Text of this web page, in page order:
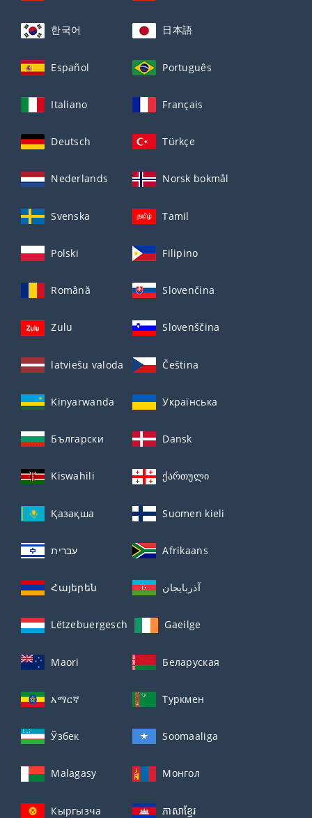
한국어 日本語
Español Português
Italiano Français
Deutsch Türkçe
Nederlands Norsk bokmål
Svenska Tamil
Polski Filipino
Română Slovenčina
Zulu Slovenščina
latviešu valoda Čeština
Kinyarwanda Українська
Български Dansk
Kiswahili ქართული
Қазақша Suomen kieli
עברית Afrikaans
Հայերեն آذربايجان
Lëtzebuergesch Gaeilge
Maori Беларуская
አማርኛ Туркмен
Ўзбек Soomaaliga
Malagasy Монгол
Кыргызча ភាសាខ្មែរ